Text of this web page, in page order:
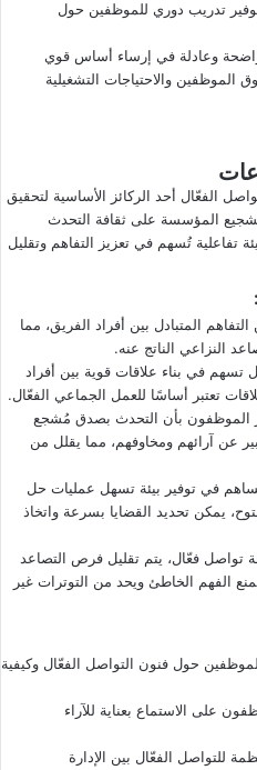
تدريب دوري للموظفين حول
وعادلة في إرساء أساس قوي
الموظفين والاحتياجات التشغيلية
الفعّال أحد الركائز الأساسية لتحقيق
المؤسسة على ثقافة التحدث
تفاعلية تُسهم في تعزيز التفاهم وتقليل
:
المتبادل بين أفراد الفريق، مما
النزاعي الناتج عنه.
تسهم في بناء علاقات قوية بين أفراد
تعتبر أساسًا للعمل الجماعي الفعّال.
الموظفون بأن التحدث بصدق مُشجع
عن آرائهم ومخاوفهم، مما يقلل من
في توفير بيئة تسهل عمليات حل
يمكن تحديد القضايا بسرعة واتخاذ
تواصل فعّال، يتم تقليل فرص التصاعد
الفهم الخاطئ ويحد من التوترات غير
حول فنون التواصل الفعّال وكيفية
على الاستماع بعناية للآراء
للتواصل الفعّال بين الإدارة